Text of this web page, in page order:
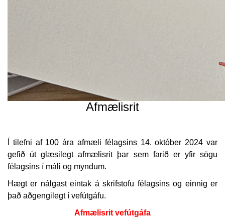
Afmælisrit
Í tilefni af 100 ára afmæli félagsins 14. október 2024 var
gefið út glæsilegt afmælisrit þar sem farið er yfir sögu
félagsins í máli og myndum.
Hægt er nálgast eintak á skrifstofu félagsins og einnig er
það aðgengilegt í vefútgáfu.
Afmælisrit vefútgáfa